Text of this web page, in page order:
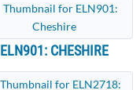
ELN901: CHESHIRE